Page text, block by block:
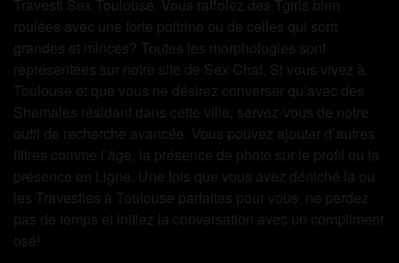
Travesti Sex Toulouse. Vous raffolez des Tgirls bien
roulées avec une forte poitrine ou de celles qui sont
grandes et minces? Toutes les morphologies sont
représentées sur notre site de Sex Chat. Si vous vivez à
Toulouse et que vous ne désirez converser qu’avec des
Shemales résidant dans cette ville, servez-vous de notre
outil de recherche avancée. Vous pouvez ajouter d’autres
filtres comme l’âge, la présence de photo sur le profil ou la
présence en Ligne. Une fois que vous avez déniché la ou
les Travesties à Toulouse parfaites pour vous, ne perdez
pas de temps et initiez la conversation avec un compliment
osé!